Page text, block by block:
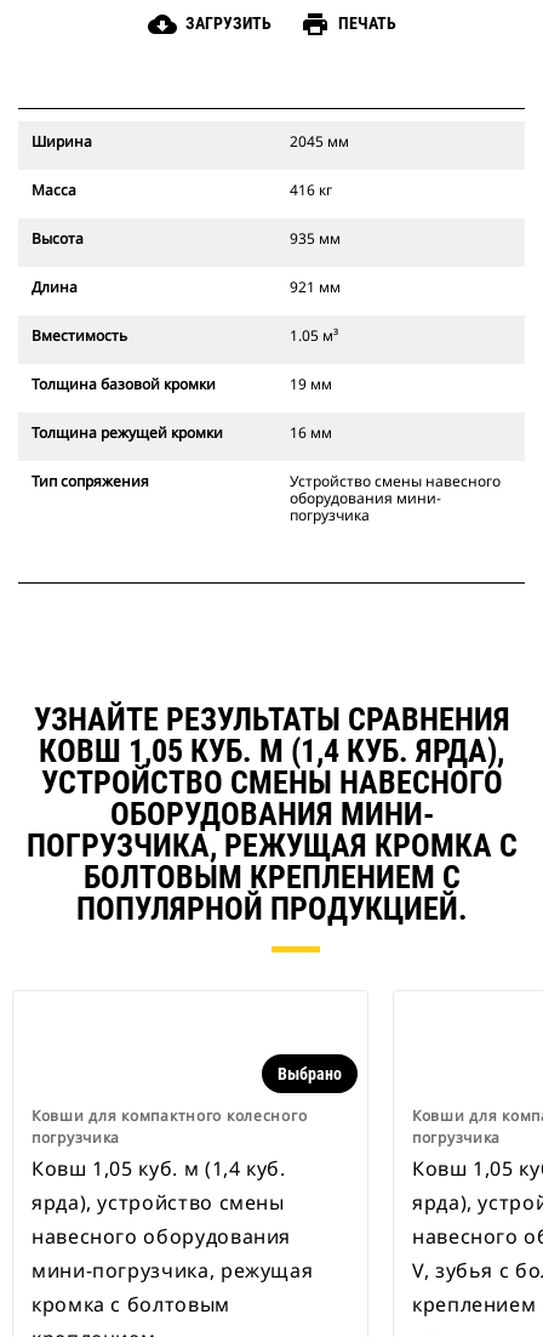
cloud_download ЗАГРУЗИТЬ print ПЕЧАТЬ
Ширина 2045 мм
Масса 416 кг
Высота 935 мм
Длина 921 мм
Вместимость 1.05 м³
Толщина базовой кромки 19 мм
Толщина режущей кромки 16 мм
Тип сопряжения
Устройство смены навесного
оборудования мини-
погрузчика
УЗНАЙТЕ РЕЗУЛЬТАТЫ СРАВНЕНИЯ
КОВШ 1,05 КУБ. М (1,4 КУБ. ЯРДА),
УСТРОЙСТВО СМЕНЫ НАВЕСНОГО
ОБОРУДОВАНИЯ МИНИ-
ПОГРУЗЧИКА, РЕЖУЩАЯ КРОМКА С
БОЛТОВЫМ КРЕПЛЕНИЕМ С
ПОПУЛЯРНОЙ ПРОДУКЦИЕЙ.
Ковши для компактного колесного
погрузчика
Выбрано
Ковш 1,05 куб. м (1,4 куб.
ярда), устройство смены
навесного оборудования
мини-погрузчика, режущая
кромка с болтовым
Ковши для
погрузчика
Ковш 1,05
ярда),
навесного
V, зубья с
креплением